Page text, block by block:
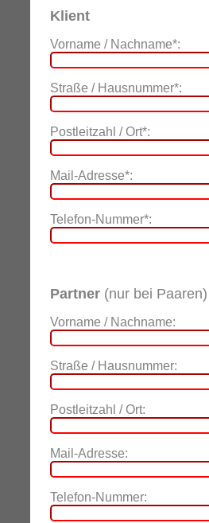
Klient
Vorname / Nachname*:
Straße / Hausnummer*:
Postleitzahl / Ort*:
Mail-Adresse*:
Telefon-Nummer*:
Partner (nur bei Paaren)
Vorname / Nachname:
Straße / Hausnummer:
Postleitzahl / Ort:
Mail-Adresse:
Telefon-Nummer: